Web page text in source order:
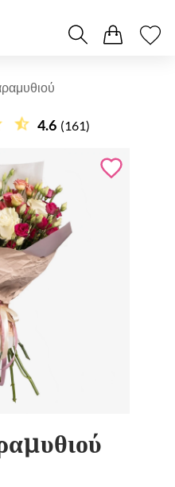
4.6 (161)